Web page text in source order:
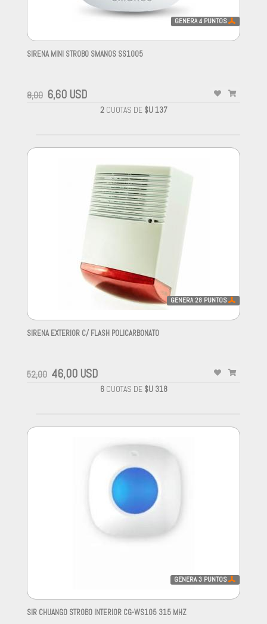
GENERA4 PUNTOS
SIRENA MINI STROBO SMANOS SS1005
8,00 6,60 USD
2CUOTAS DE $U 137
GENERA28 PUNTOS
SIRENA EXTERIOR C/ FLASH POLICARBONATO
52,00 46,00 USD
6CUOTAS DE $U 318
GENERA3 PUNTOS
SIR CHUANGO STROBO INTERIOR CG-WS105 315 MHZ